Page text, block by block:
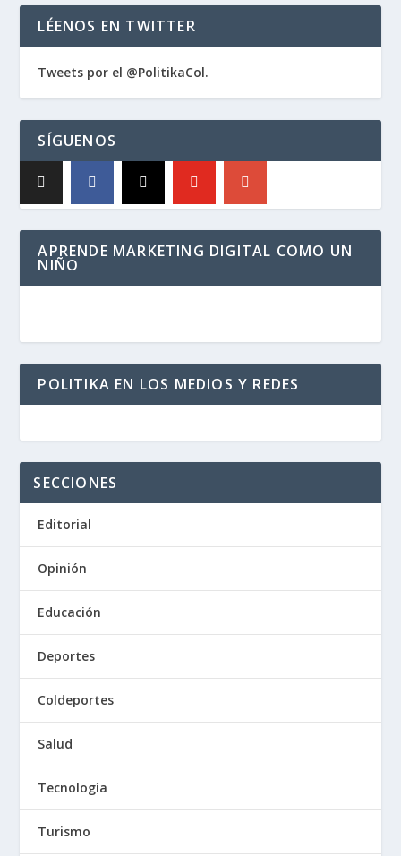
LÉENOS EN TWITTER
Tweets por el @PolitikaCol.
SÍGUENOS
APRENDE MARKETING DIGITAL COMO UN
NIÑO
POLITIKA EN LOS MEDIOS Y REDES
SECCIONES
Editorial
Opinión
Educación
Deportes
Coldeportes
Salud
Tecnología
Turismo